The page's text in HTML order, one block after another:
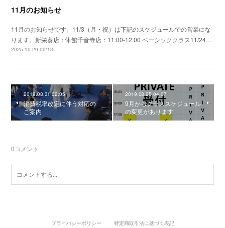
11月のお知らせ
11月のお知らせです。11/3（月・祝）は下記のスケジュールでの営業にな
ります。新栄葵店：休館千音寺店：11:00-12:00 ベーシッククラス11/24…
2025.10.29 00:13
2019.08.31 02:05
消費税率改定に伴う対応の
ご案内
2019.08.25 04:07
9月からクラススケジュール
の変更があります
0コメント
プライバシーポリシー 特定商取引法に基づく表記